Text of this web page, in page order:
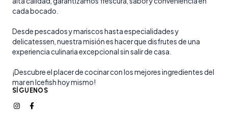
cada bocado.
Desde pescados y mariscos hasta especialidades y
delicatessen, nuestra misión es hacer que disfrutes de una
experiencia culinaria excepcional sin salir de casa.
¡Descubre el placer de cocinar con los mejores ingredientes del
mar en Icefish hoy mismo!
SÍGUENOS